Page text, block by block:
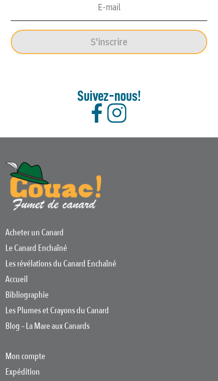
S'inscrire
Suivez-nous!
Acheter un Canard
Le Canard Enchaîné
Les révélations du Canard Enchaîné
Accueil
Bibliographie
Les Plumes et Crayons du Canard
Blog – La Mare aux Canards
Mon compte
Expédition